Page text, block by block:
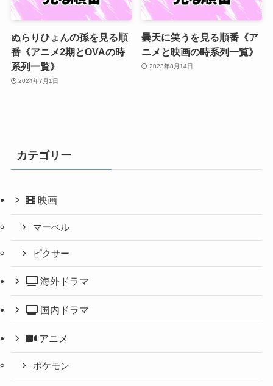
ぬらりひょんの孫を見る順
番《アニメ2期とOVAの時
系列一覧》
2024年7月1日
曇天に笑うを見る順番《ア
ニメと映画の時系列一覧》
2023年8月14日
カテゴリー
映画
マーベル
ピクサー
海外ドラマ
国内ドラマ
アニメ
ポケモン